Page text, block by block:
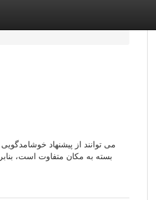
بسته به مکان متفاوت است،